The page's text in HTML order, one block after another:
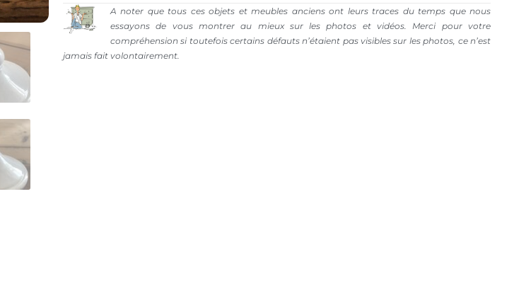
A noter que tous ces objets et meubles anciens ont leurs traces du temps que nous
essayons de vous montrer au mieux sur les photos et vidéos. Merci pour votre
compréhension si toutefois certains défauts n’étaient pas visibles sur les photos, ce n’est
jamais fait volontairement.